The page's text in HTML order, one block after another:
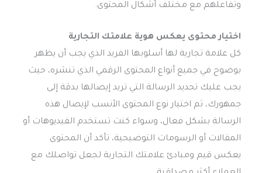
وتفاعلهم مع مختلف أشكال المحتوى.
اختيار محتوى يعكس هوية علامتك التجارية
كل علامة تجارية لها أسلوبها الفريد الذي يجب أن يظهر
بوضوح في جميع أنواع المحتوى الرقمي الذي تنشره، حيث
يجب عليك تحديد الرسالة التي تريد إيصالها بدقة إلى
جمهورك، ثم اختيار نوع المحتوى الأنسب لإيصال هذه
الرسالة بشكل فعال، وسواء كنت تستخدم الفيديوهات أو
المقالات أو الرسومات التوضيحية، تأكد أن المحتوى
يعكس قيم ومبادئ علامتك التجارية لجعل تواصلك مع